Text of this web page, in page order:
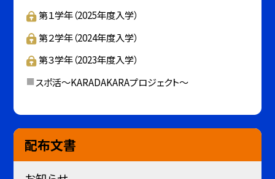
第１学年（2025年度入学）
第２学年（2024年度入学）
第３学年（2023年度入学）
スポ活～KARADAKARAプロジェクト～
配布文書